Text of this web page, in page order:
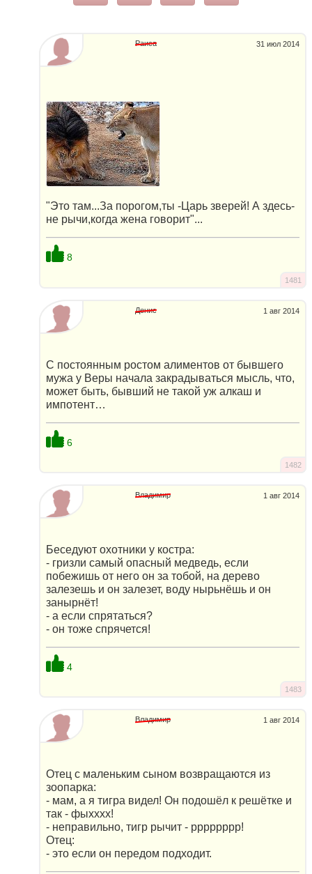
31 июл 2014
Раиса
"Это там...За порогом,ты -Царь зверей! А здесь-
не рычи,когда жена говорит"...
8
1481
1 авг 2014
Денис
С постоянным ростом алиментов от бывшего
мужа у Веры начала закрадываться мысль, что,
может быть, бывший не такой уж алкаш и
импотент…
6
1482
1 авг 2014
Владимир
Беседуют охотники у костра:
- гризли самый опасный медведь, если
побежишь от него он за тобой, на дерево
залезешь и он залезет, воду нырьнёшь и он
занырнёт!
- а если спрятаться?
- он тоже спрячется!
4
1483
1 авг 2014
Владимир
Отец с маленьким сыном возвращаются из
зоопарка:
- мам, а я тигра видел! Он подошёл к решётке и
так - фыхххх!
- неправильно, тигр рычит - рррррррр!
Отец:
- это если он передом подходит.